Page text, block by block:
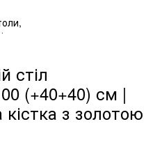
стіл
(+40+40) см |
з золотою